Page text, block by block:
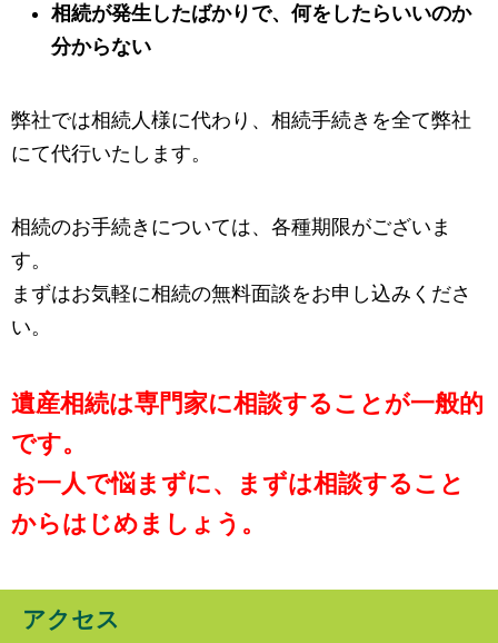
相続が発生したばかりで、何をしたらいいのか
分からない
弊社では相続人様に代わり、相続手続きを全て弊社
にて代行いたします。
相続のお手続きについては、各種期限がございま
す。
まずはお気軽に相続の無料面談をお申し込みくださ
い。
遺産相続は専門家に相談することが一般的
です。
お一人で悩まずに、まずは相談すること
からはじめましょう。
アクセス